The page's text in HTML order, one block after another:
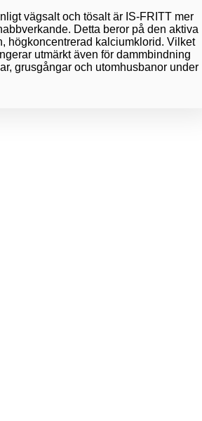
vägsalt och tösalt är IS-FRITT mer
Detta beror på den aktiva
högkoncentrerad kalciumklorid. Vilket
utmärkt även för dammbindning
grusgångar och utomhusbanor under